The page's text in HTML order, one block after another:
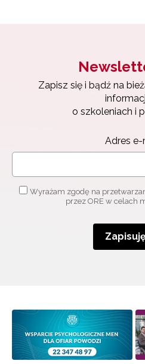
Zapisz się i bądź na
o szkoleniach i
Adres e-
Wyrażam zgodę na
przez ORE w celach
Newsletter ORE
Zapisz się i bądź na
o szkoleniach i
Wyrażam zgodę na
osobowych przez ORE w celach